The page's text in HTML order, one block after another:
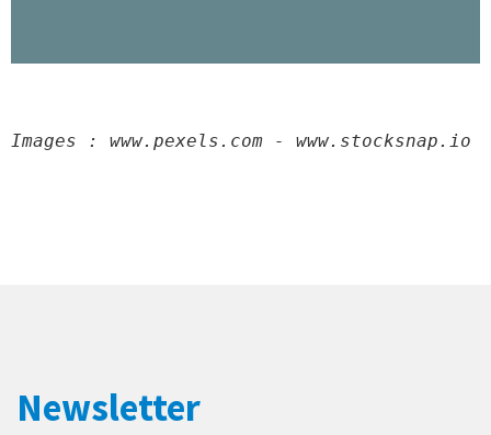
Images : www.pexels.com - www.stocksnap.io
Newsletter